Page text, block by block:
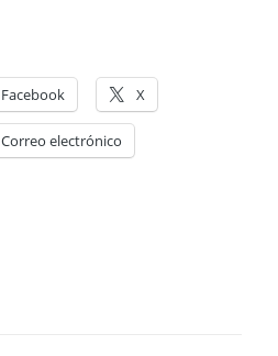
Facebook X
Correo electrónico